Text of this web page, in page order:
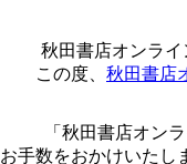
秋田書店オンライ
この度、 秋田書店
「秋田書店オン
お手数をおかけいたし